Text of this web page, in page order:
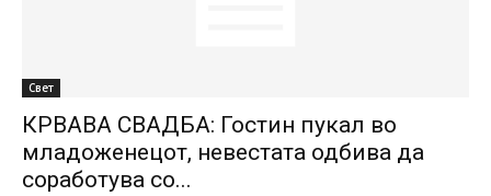
Свет
КРВАВА СВАДБА: Гостин пукал во
младоженецот, невестата одбива да
соработува со...